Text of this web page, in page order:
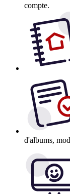
compte.
d'albums,